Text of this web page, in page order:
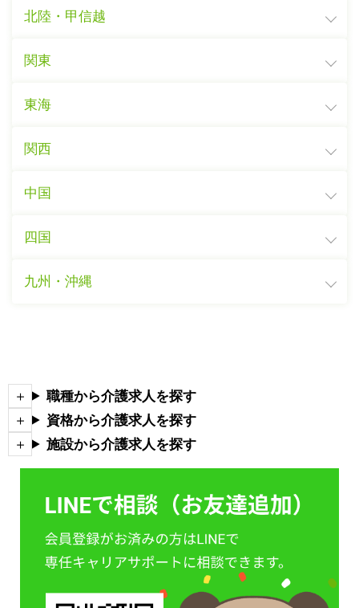
北陸・甲信越
関東
東海
関西
中国
四国
九州・沖縄
職種から介護求人を探す
資格から介護求人を探す
施設から介護求人を探す